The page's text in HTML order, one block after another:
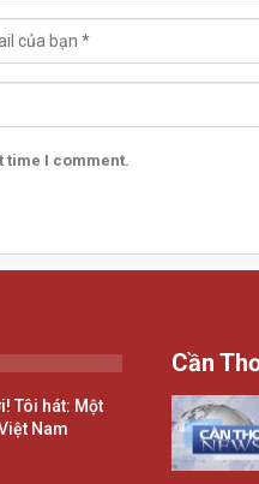
time I comment.
Tôi hát: Một
Nam
Cần